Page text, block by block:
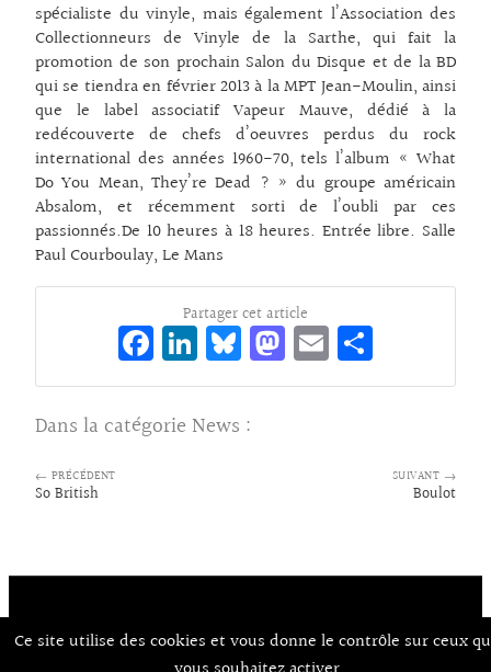
spécialiste du vinyle, mais également l’Association des
Collectionneurs de Vinyle de la Sarthe, qui fait la
promotion de son prochain Salon du Disque et de la BD
qui se tiendra en février 2013 à la MPT Jean-Moulin, ainsi
que le label associatif Vapeur Mauve, dédié à la
redécouverte de chefs d’oeuvres perdus du rock
international des années 1960-70, tels l’album « What
Do You Mean, They’re Dead ? » du groupe américain
Absalom, et récemment sorti de l’oubli par ces
passionnés.De 10 heures à 18 heures. Entrée libre. Salle
Paul Courboulay, Le Mans
Partager cet article
Fa
ce
bo
o
Li
n
ke
dI
Bl
ue
sk
M
as
E
m rt
Dans la catégorie News :
← PRÉCÉDENT
So British
SUIVANT →
Boulot
Contact
À Propos d’Aux Arts
Mentions Légales / CGU
Ce site utilise des cookies et vous donne le contrôle sur ceux